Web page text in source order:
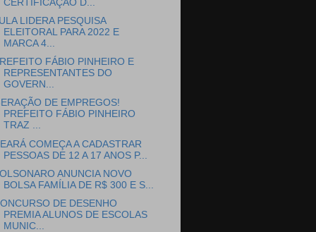
CERTIFICAÇÃO D...
LIDERA PESQUISA
ELEITORAL PARA 2022 E
MARCA 4...
FÁBIO PINHEIRO E
REPRESENTANTES DO
GOVERN...
DE EMPREGOS!
PREFEITO FÁBIO PINHEIRO
TRAZ ...
COMEÇA A CADASTRAR
PESSOAS DE 12 A 17 ANOS P...
ANUNCIA NOVO
BOLSA FAMÍLIA DE R$ 300 E S...
DE DESENHO
PREMIA ALUNOS DE ESCOLAS
MUNIC...